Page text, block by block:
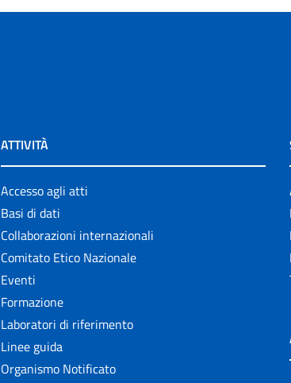
ATTIVITÀ
Accesso agli atti
Basi di dati
Collaborazioni internazionali
Comitato Etico Nazionale
Eventi
Formazione
Laboratori di riferimento
Linee guida
Organismo Notificato